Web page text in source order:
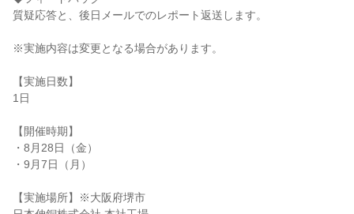
質疑応答と、後日メールでのレポート返送します。
※実施内容は変更となる場合があります。
【実施日数】
1日
【開催時期】
・8月28日（金）
・9月7日（月）
【実施場所】※大阪府堺市